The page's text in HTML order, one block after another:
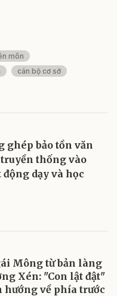
môn
cán bộ cơ sở
ghép bảo tồn văn
thống vào
động dạy và học
Mông từ bản làng
Xén: "Con lật đật"
hướng về phía trước